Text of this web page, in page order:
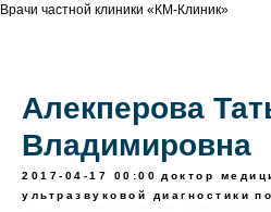
Врачи частной клиники «КМ-Клиник»
Алекперова
Владимировна
2017-04-17 00:00 доктор
ультразвуковой диагностики